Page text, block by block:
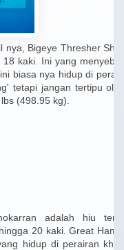
nya, Bigeye Thresher
kaki. Ini yang
biasa nya hidup di
tetapi jangan tertipu
(498.95 kg).
adalah hiu
20 kaki. Great
hidup di perairan